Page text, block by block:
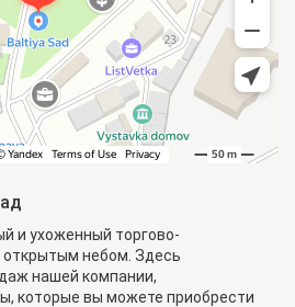
и ухоженный торгово-
небом. Здесь
нашей компании,
которые вы можете приобрести